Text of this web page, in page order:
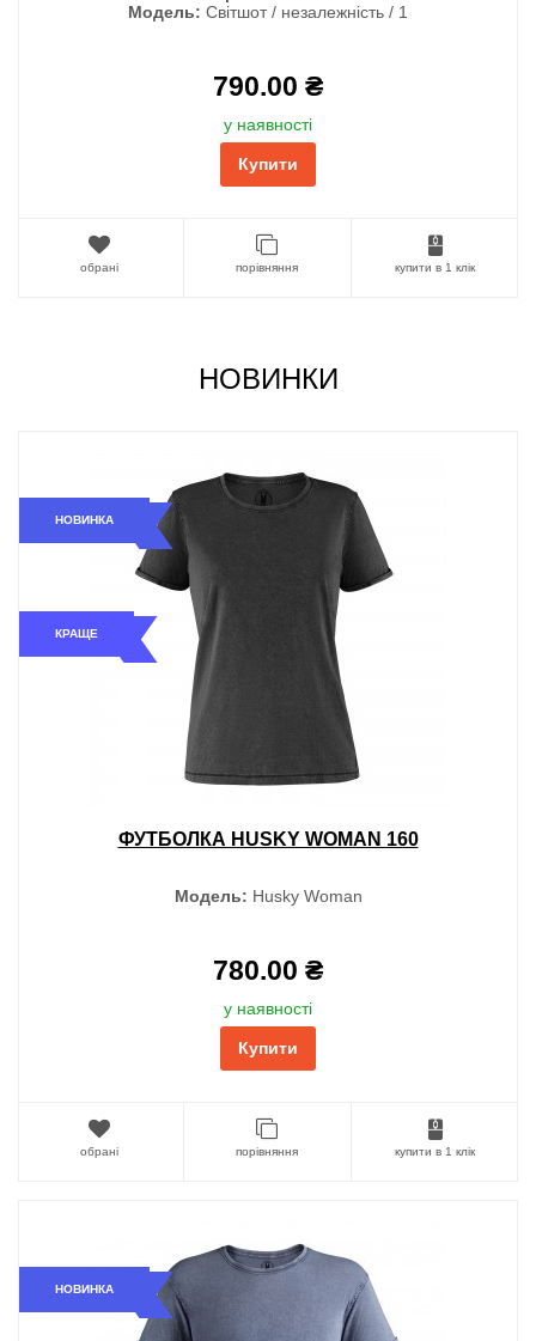
Модель: Світшот / незалежність / 1
790.00 ₴
у наявності
Купити
обрані порівняння купити в 1 клік
НОВИНКИ
НОВИНКА
КРАЩЕ
ФУТБОЛКА HUSKY WOMAN 160
Модель: Husky Woman
780.00 ₴
у наявності
Купити
обрані порівняння купити в 1 клік
НОВИНКА